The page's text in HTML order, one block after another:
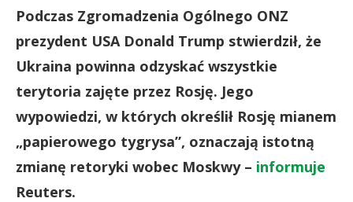
Podczas Zgromadzenia Ogólnego ONZ
prezydent USA Donald Trump stwierdził, że
Ukraina powinna odzyskać wszystkie
terytoria zajęte przez Rosję. Jego
wypowiedzi, w których określił Rosję mianem
„papierowego tygrysa”, oznaczają istotną
zmianę retoryki wobec Moskwy – informuje
Reuters.